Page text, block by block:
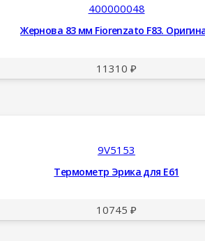
400000048
Жернова 83 мм Fiorenzato F83.
11310 ₽
9V5153
Термометр Эрика для E61
10745 ₽